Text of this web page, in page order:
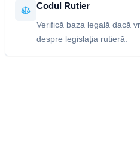
Codul Rutier
Verifică baza legală dacă
despre legislația rutieră.